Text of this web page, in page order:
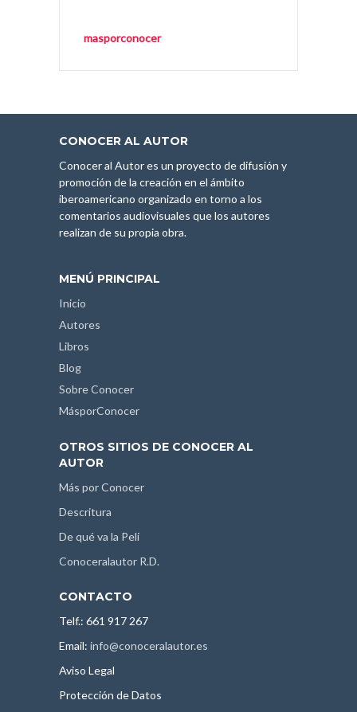
masporconocer
CONOCER AL AUTOR
Conocer al Autor es un proyecto de difusión y
promoción de la creación en el ámbito
iberoamericano organizado en torno a los
comentarios audiovisuales que los autores
realizan de su propia obra.
MENÚ PRINCIPAL
Inicio
Autores
Libros
Blog
Sobre Conocer
MásporConocer
OTROS SITIOS DE CONOCER AL
AUTOR
Más por Conocer
Descritura
De qué va la Peli
Conoceralautor R.D.
CONTACTO
Telf.: 661 917 267
Email: info@conoceralautor.es
Aviso Legal
Protección de Datos